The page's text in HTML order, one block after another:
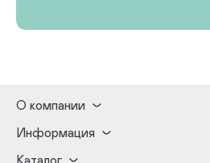
О компании
Информация